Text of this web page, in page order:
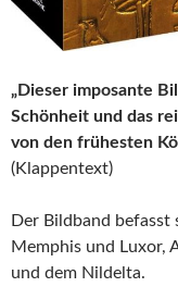
„Dieser imposante
Schönheit und das
von den frühesten
(Klappentext)
Der Bildband
Memphis und Luxor,
und dem Nildelta.